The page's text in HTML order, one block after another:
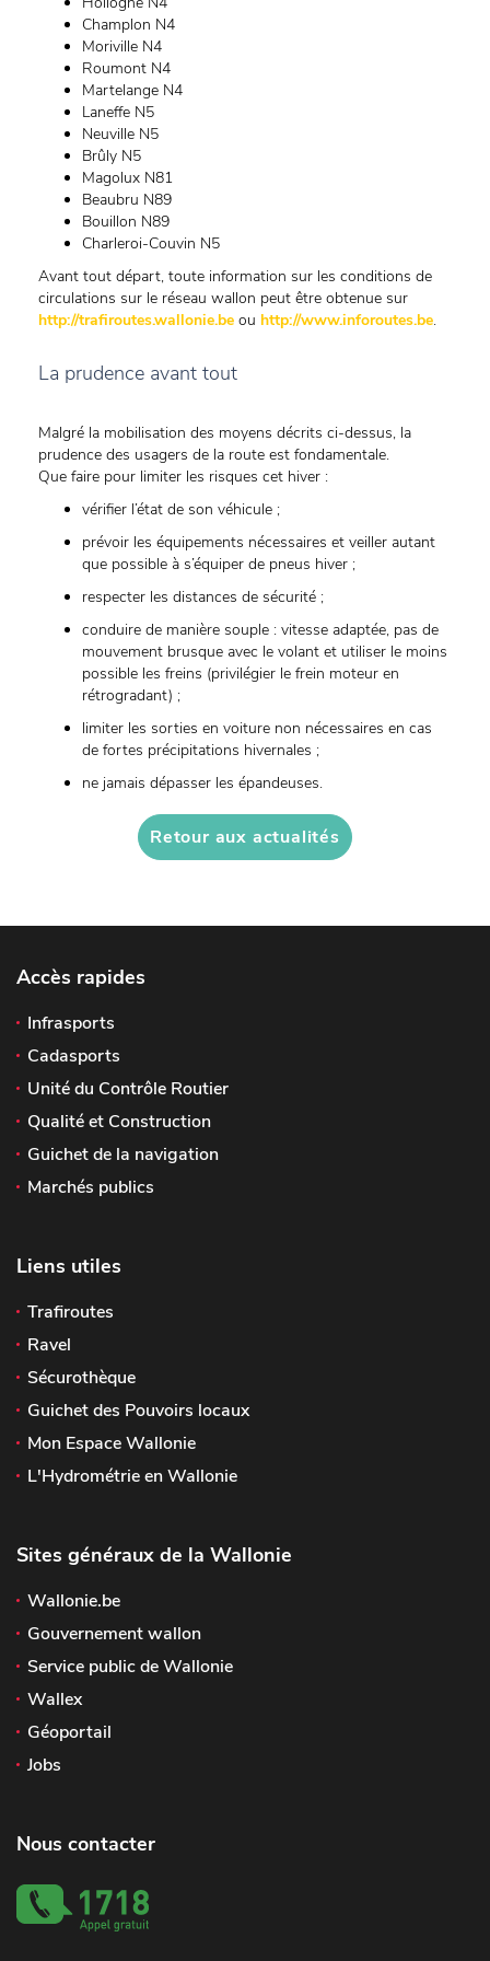
Champlon N4
Moriville N4
Roumont N4
Martelange N4
Laneffe N5
Neuville N5
Brûly N5
Magolux N81
Beaubru N89
Bouillon N89
Charleroi-Couvin N5
Avant tout départ, toute information sur les conditions de
circulations sur le réseau wallon peut être obtenue sur
http://trafiroutes.wallonie.be ou http://www.inforoutes.be.
La prudence avant tout
Malgré la mobilisation des moyens décrits ci-dessus, la
prudence des usagers de la route est fondamentale.
Que faire pour limiter les risques cet hiver :
vérifier l’état de son véhicule ;
prévoir les équipements nécessaires et veiller autant
que possible à s’équiper de pneus hiver ;
respecter les distances de sécurité ;
conduire de manière souple : vitesse adaptée, pas de
mouvement brusque avec le volant et utiliser le moins
possible les freins (privilégier le frein moteur en
rétrogradant) ;
limiter les sorties en voiture non nécessaires en cas
de fortes précipitations hivernales ;
ne jamais dépasser les épandeuses.
Retour aux actualités
Accès rapides
Infrasports
Cadasports
Unité du Contrôle Routier
Qualité et Construction
Guichet de la navigation
Marchés publics
Liens utiles
Trafiroutes
Ravel
Sécurothèque
Guichet des Pouvoirs locaux
Mon Espace Wallonie
L'Hydrométrie en Wallonie
Sites généraux de la Wallonie
Wallonie.be
Gouvernement wallon
Service public de Wallonie
Wallex
Géoportail
Jobs
Nous contacter